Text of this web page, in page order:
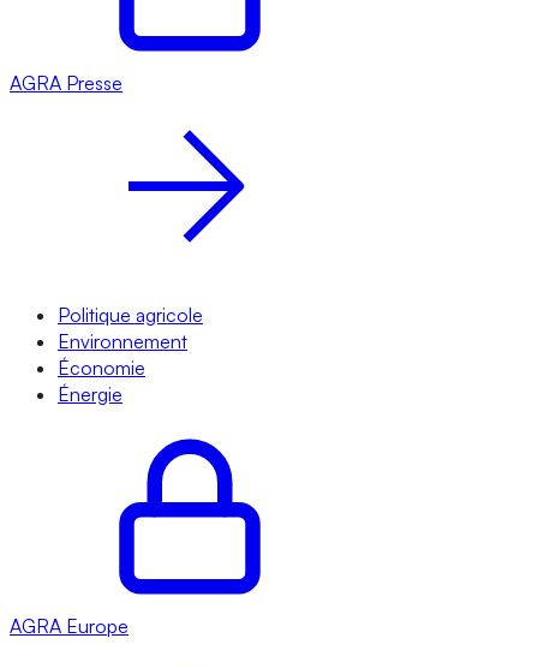
AGRA Presse
Politique agricole
Environnement
Économie
Énergie
AGRA Europe